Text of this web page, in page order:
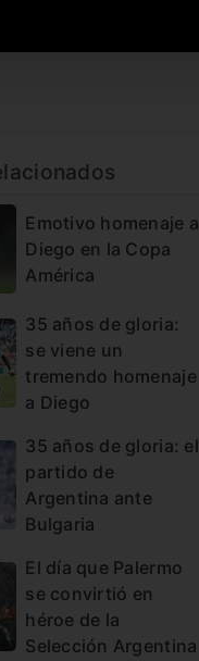
Emotivo homenaje a
Diego en la Copa
América
35 años de gloria:
se viene un
tremendo homenaje
a Diego
35 años de gloria: el
partido de
Argentina ante
Bulgaria
El día que Palermo
se convirtió en
héroe de la
Selección Argentina